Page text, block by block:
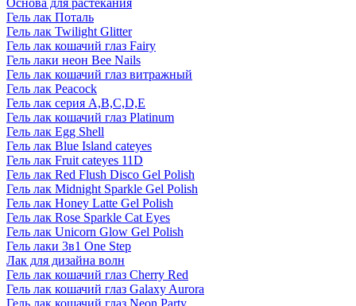
Основа для растекания
Гель лак Поталь
Гель лак Twilight Glitter
Гель лак кошачий глаз Fairy
Гель лаки неон Bee Nails
Гель лак кошачий глаз витражный
Гель лак Peacock
Гель лак серия A,B,C,D,E
Гель лак кошачий глаз Platinum
Гель лак Egg Shell
Гель лак Blue Island cateyes
Гель лак Fruit cateyes 11D
Гель лак Red Flush Disco Gel Polish
Гель лак Midnight Sparkle Gel Polish
Гель лак Honey Latte Gel Polish
Гель лак Rose Sparkle Cat Eyes
Гель лак Unicorn Glow Gel Polish
Гель лаки 3в1 One Step
Лак для дизайна волн
Гель лак кошачий глаз Cherry Red
Гель лак кошачий глаз Galaxy Aurora
Гель лак кошачий глаз Neon Party